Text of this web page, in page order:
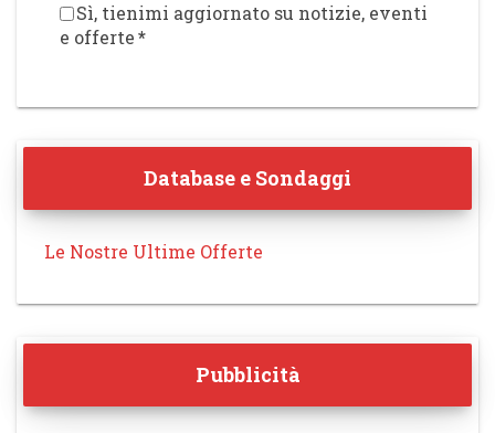
Sì, tienimi aggiornato su notizie, eventi
e offerte*
Database e Sondaggi
Le Nostre Ultime Offerte
Pubblicità